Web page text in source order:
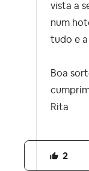
vista a
num
tudo e a
Boa
Rita
2